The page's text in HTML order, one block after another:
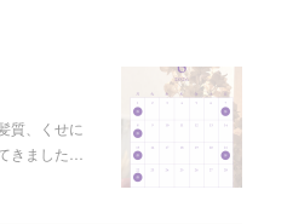
質、くせに
きました…